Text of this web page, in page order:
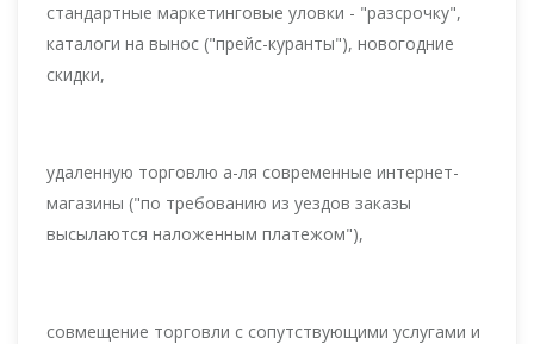
стандартные маркетинговые уловки - "разсрочку",
каталоги на вынос ("прейс-куранты"), новогодние
скидки,
удаленную торговлю а-ля современные интернет-
магазины ("по требованию из уездов заказы
высылаются наложенным платежом"),
совмещение торговли с сопутствующими услугами и